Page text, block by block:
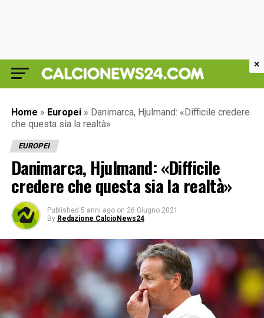
Home » Europei » Danimarca, Hjulmand: «Difficile credere
che questa sia la realtà»
EUROPEI
Danimarca, Hjulmand: «Difficile
credere che questa sia la realtà»
Published 5 anni ago on 26 Giugno 2021
By Redazione CalcioNews24
×